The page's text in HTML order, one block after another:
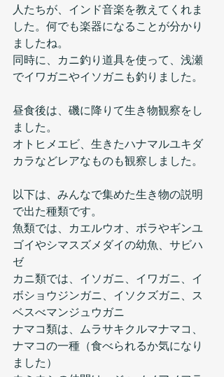
人たちが、インド音楽を教えてくれま
した。何でも楽器になることが分かり
ましたね。
同時に、カニ釣り道具を使って、浅瀬
でイワガニやイソガニも釣りました。
昼食後は、磯に降りて生き物観察をし
ました。
オトヒメエビ、生きたハナマルユキダ
カラなどレアなものも観察しました。
以下は、みんなで集めた生き物の説明
で出た種類です。
魚類では、カエルウオ、ボラやギンユ
ゴイやシマスズメダイの幼魚、サビハ
ゼ
カニ類では、イソガニ、イワガニ、イ
ボショウジンガニ、イソクズガニ、ス
ベスべマンジュウガニ
ナマコ類は、ムラサキクルマナマコ、
ナマコの一種（食べられるか気になり
ました）